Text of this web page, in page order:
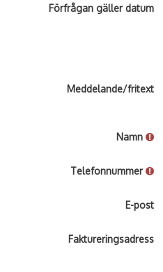
Förfrågan gäller datum
Meddelande/fritext
Namn
Telefonnummer
E-post
Faktureringsadress